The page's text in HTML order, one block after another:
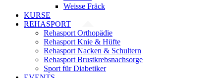
Weisse Fräck
KURSE
REHASPORT
Rehasport Orthopädie
Rehasport Knie & Hüfte
Rehasport Nacken & Schultern
Rehasport Brustkrebsnachsorge
Sport für Diabetiker